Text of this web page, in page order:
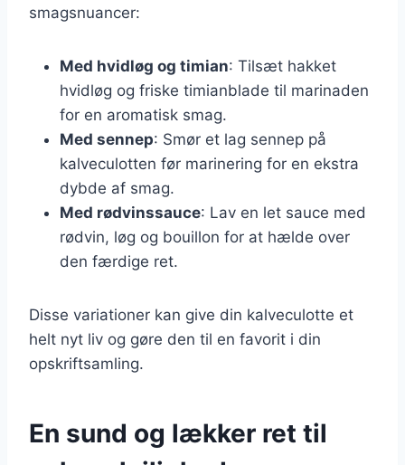
smagsnuancer:
Med hvidløg og timian: Tilsæt hakket
hvidløg og friske timianblade til marinaden
for en aromatisk smag.
Med sennep: Smør et lag sennep på
kalveculotten før marinering for en ekstra
dybde af smag.
Med rødvinssauce: Lav en let sauce med
rødvin, løg og bouillon for at hælde over
den færdige ret.
Disse variationer kan give din kalveculotte et
helt nyt liv og gøre den til en favorit i din
opskriftsamling.
En sund og lækker ret til